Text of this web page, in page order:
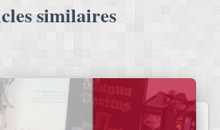
similaires